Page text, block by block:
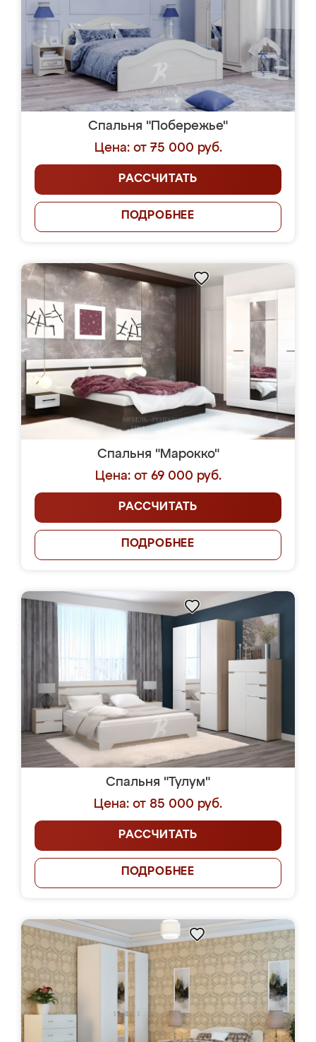
Спальня "Побережье"
Цена: от 75 000 руб.
РАССЧИТАТЬ
ПОДРОБНЕЕ
Спальня "Марокко"
Цена: от 69 000 руб.
РАССЧИТАТЬ
ПОДРОБНЕЕ
Спальня "Тулум"
Цена: от 85 000 руб.
РАССЧИТАТЬ
ПОДРОБНЕЕ